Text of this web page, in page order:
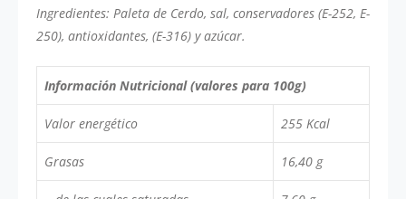
Ingredientes: Paleta de Cerdo, sal, conservadores (E-252, E-
250), antioxidantes, (E-316) y azúcar.
Información Nutricional (valores para 100g)
Valor energético 255 Kcal
Grasas 16,40 g